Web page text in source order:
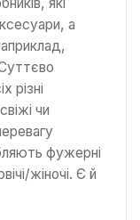
а
різні
чи
фужерні
жіночі. Є й